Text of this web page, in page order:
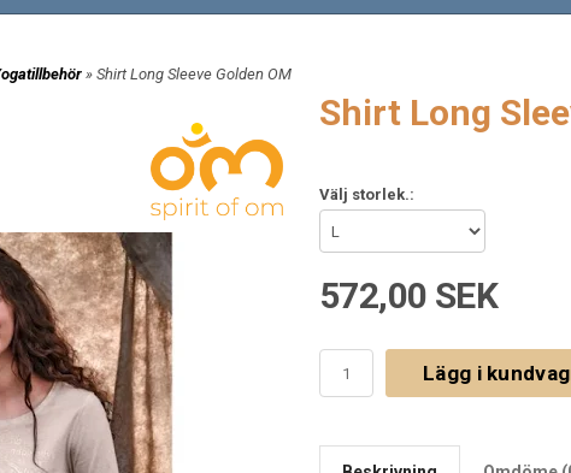
» Shirt Long Sleeve Golden OM
Shirt Long
Välj storlek.:
572,00 SEK
Lägg i